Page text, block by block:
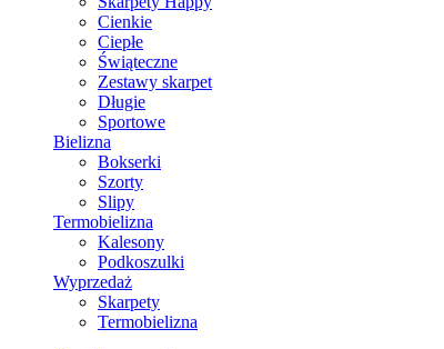
Cienkie
Ciepłe
Świąteczne
Zestawy skarpet
Długie
Sportowe
Bielizna
Bokserki
Szorty
Slipy
Termobielizna
Kalesony
Podkoszulki
Wyprzedaż
Skarpety
Termobielizna